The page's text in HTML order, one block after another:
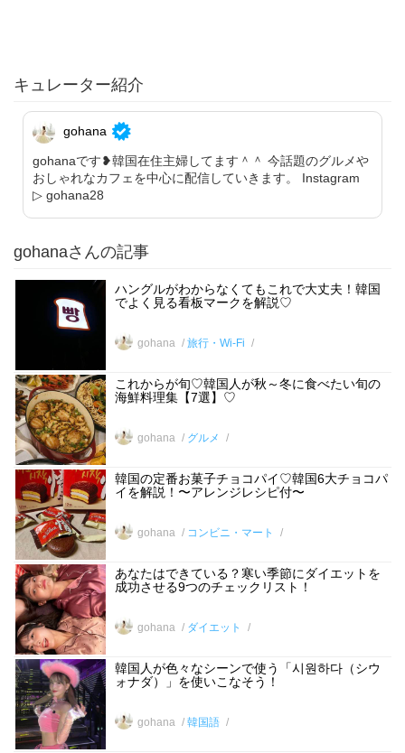
キュレーター紹介
gohana
gohanaです❥韓国在住主婦してます＾＾ 今話題のグルメや
おしゃれなカフェを中心に配信していきます。 Instagram
▷ gohana28
gohanaさんの記事
ハングルがわからなくてもこれで大丈夫！韓国
でよく見る看板マークを解説♡
gohana 旅行・Wi-Fi
これからが旬♡韓国人が秋～冬に食べたい旬の
海鮮料理集【7選】♡
gohana グルメ
韓国の定番お菓子チョコパイ♡韓国6大チョコパ
イを解説！〜アレンジレシピ付〜
gohana コンビニ・マート
あなたはできている？寒い季節にダイエットを
成功させる9つのチェックリスト！
gohana ダイエット
韓国人が色々なシーンで使う「시원하다（シウ
ォナダ）」を使いこなそう！
gohana 韓国語